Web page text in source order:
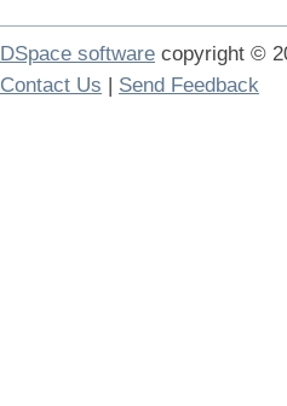
DSpace software copyright ©
Contact Us | Send Feedback